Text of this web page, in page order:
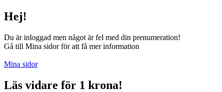
Hej!
Du är inloggad men något är fel med din prenumeration!
Gå till Mina sidor för att få mer information
Mina sidor
Läs vidare för 1 krona!